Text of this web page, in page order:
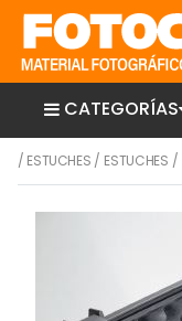
CATEGORÍAS
/ ESTUCHES / ESTUCHES /